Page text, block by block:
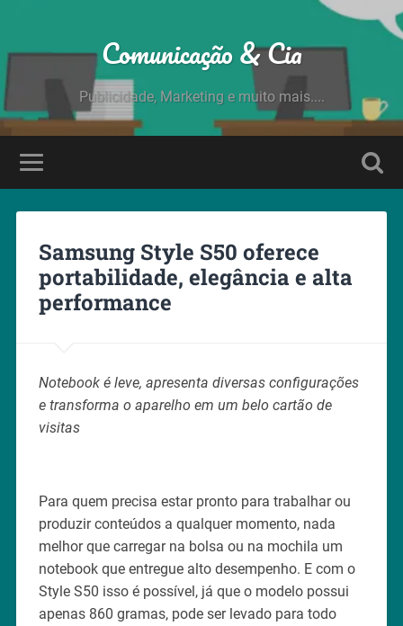
Comunicação & Cia
Publicidade, Marketing e muito mais....
Samsung Style S50 oferece
portabilidade, elegância e alta
performance
Notebook é leve, apresenta diversas configurações
e transforma o aparelho em um belo cartão de
visitas
Para quem precisa estar pronto para trabalhar ou
produzir conteúdos a qualquer momento, nada
melhor que carregar na bolsa ou na mochila um
notebook que entregue alto desempenho. E com o
Style S50 isso é possível, já que o modelo possui
apenas 860 gramas, pode ser levado para todo